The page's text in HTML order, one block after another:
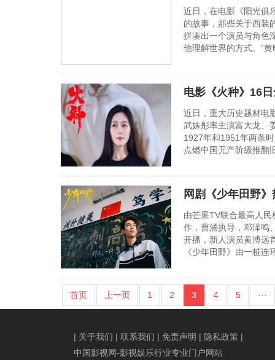
近日，在电影《阳光俱
的故事，那些关于西装
拼凑出一个演员与角色
他理解世界的方式。”黄
电影《火种》16
近日，重大历史题材电
武姝彤率主演富大龙、
1927年和1951年两条
点燃中国无产阶级推翻
网剧《少年田野
由芒果TV联合最高人
作，曹涌执导，邓泽鸣
开播，新人演员黄博远
《少年田野》由一桩连
首页 上一页 1 2 3 4 5 ···
| 关于我们 | 联系我们 | 免责声明 | 隐私政策 |
中国影视网-影视娱乐行业专业门户网站